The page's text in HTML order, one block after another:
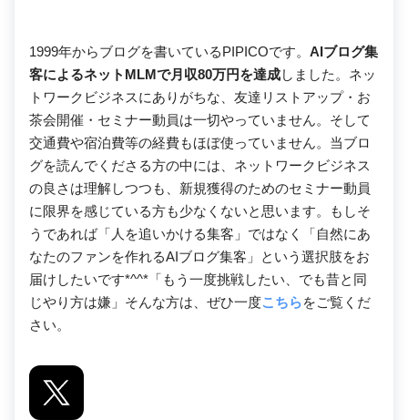
1999年からブログを書いているPIPICOです。 AIブログ集
客によるネットMLMで月収80万円を達成しました。ネッ
トワークビジネスにありがちな、友達リストアップ・お
茶会開催・セミナー動員は一切やっていません。そして
交通費や宿泊費等の経費もほぼ使っていません。当ブロ
グを読んでくださる方の中には、ネットワークビジネス
の良さは理解しつつも、新規獲得のためのセミナー動員
に限界を感じている方も少なくないと思います。もしそ
うであれば「人を追いかける集客」ではなく「自然にあ
なたのファンを作れるAIブログ集客」という選択肢をお
届けしたいです*^^*「もう一度挑戦したい、でも昔と同
じやり方は嫌」そんな方は、ぜひ一度こちらをご覧くだ
さい。